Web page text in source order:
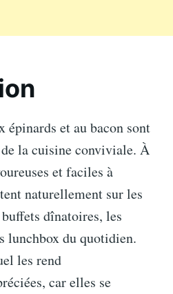
épinards et au bacon sont
la cuisine conviviale. À
et faciles à
naturellement sur les
dînatoires, les
lunchbox du quotidien.
les rend
car elles se